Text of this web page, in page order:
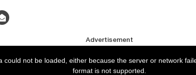
Advertisement
could not be loaded, either because the server or network
format is not supported.